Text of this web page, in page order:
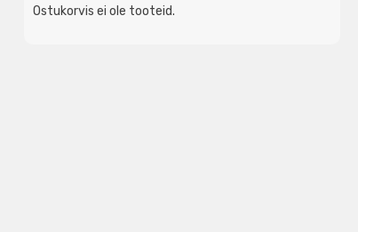
Ostukorvis ei ole tooteid.